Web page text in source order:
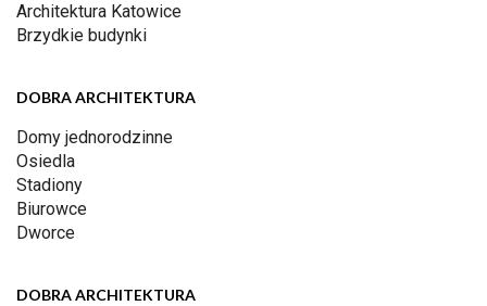
Architektura Katowice
Brzydkie budynki
DOBRA ARCHITEKTURA
Domy jednorodzinne
Osiedla
Stadiony
Biurowce
Dworce
DOBRA ARCHITEKTURA